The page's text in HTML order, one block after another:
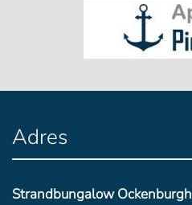
Adres
Strandbungalow Ockenburgh